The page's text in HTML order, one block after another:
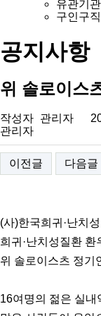
유관기
구인구직
공지사항
위 솔로이스
작성자 관리자
관리자
이전글 다음글
(사)한국희귀·난치
희귀·난치성질환
위 솔로이스츠 정기
16여명의 젊은 실